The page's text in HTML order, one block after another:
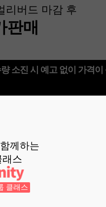
리버드 마감 후
판매
소진 시 예고 없이 가격이
께하는
래스
클래스